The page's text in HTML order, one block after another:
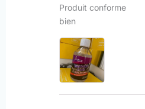
Produit conforme
bien